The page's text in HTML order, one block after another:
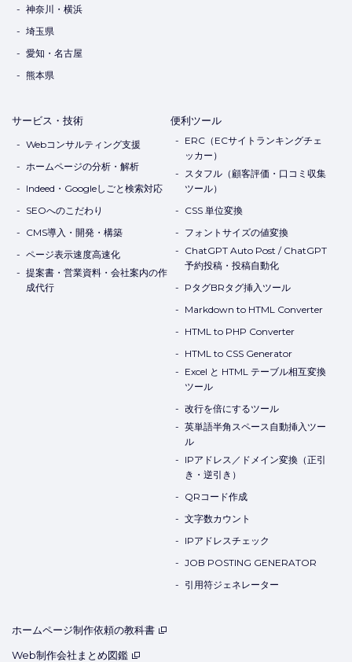
神奈川・横浜
埼玉県
愛知・名古屋
熊本県
サービス・技術
Webコンサルティング支援
ホームページの分析・解析
Indeed・Googleしごと検索対応
SEOへのこだわり
CMS導入・開発・構築
ページ表示速度高速化
提案書・営業資料・会社案内の作
成代行
便利ツール
ERC（ECサイトランキングチェ
ッカー）
スタフル（顧客評価・口コミ収集
ツール）
CSS 単位変換
フォントサイズの値変換
ChatGPT Auto Post / ChatGPT
予約投稿・投稿自動化
PタグBRタグ挿入ツール
Markdown to HTML Converter
HTML to PHP Converter
HTML to CSS Generator
Excel と HTML テーブル相互変換
ツール
改行を倍にするツール
英単語半角スペース自動挿入ツー
ル
IPアドレス／ドメイン変換（正引
き・逆引き）
QRコード作成
文字数カウント
IPアドレスチェック
JOB POSTING GENERATOR
引用符ジェネレーター
ホームページ制作依頼の教科書
Web制作会社まとめ図鑑